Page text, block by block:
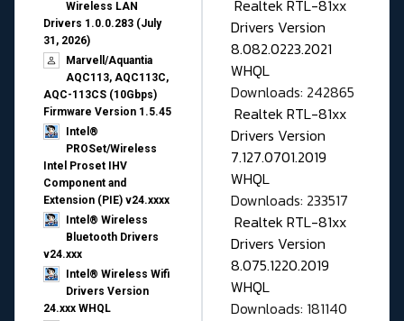
Wireless LAN
Drivers 1.0.0.283 (July
31, 2026)
Marvell/Aquantia
AQC113, AQC113C,
AQC-113CS (10Gbps)
Firmware Version 1.5.45
Intel®
PROSet/Wireless
Intel Proset IHV
Component and
Extension (PIE) v24.xxxx
Intel® Wireless
Bluetooth Drivers
v24.xxx
Intel® Wireless Wifi
Drivers Version
24.xxx WHQL
Realtek RTL-81xx
Drivers Version
8.082.0223.2021
WHQL
Downloads: 242865
Realtek RTL-81xx
Drivers Version
7.127.0701.2019
WHQL
Downloads: 233517
Realtek RTL-81xx
Drivers Version
8.075.1220.2019
WHQL
Downloads: 181140